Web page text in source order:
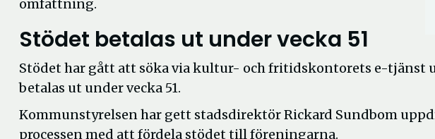
omfattning.
Stödet betalas ut under vecka 51
Stödet har gått att söka via kultur- och fritidskontorets e-tjänst
betalas ut under vecka 51.
Kommunstyrelsen har gett stadsdirektör Rickard Sundbom
processen med att fördela stödet till föreningarna.